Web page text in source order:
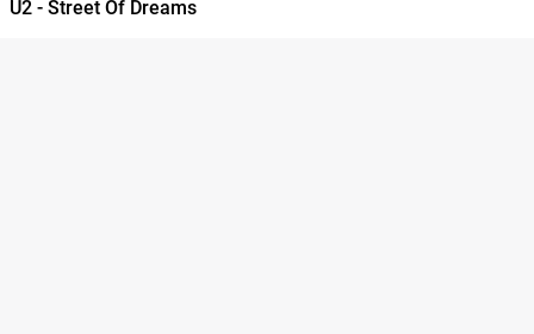
U2 - Street Of Dreams